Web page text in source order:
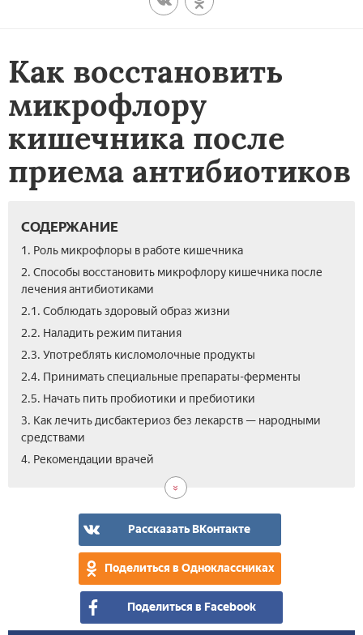
Как восстановить
микрофлору
кишечника после
приема антибиотиков
СОДЕРЖАНИЕ
1. Роль микрофлоры в работе кишечника
2. Способы восстановить микрофлору кишечника после
лечения антибиотиками
2.1. Соблюдать здоровый образ жизни
2.2. Наладить режим питания
2.3. Употреблять кисломолочные продукты
2.4. Принимать специальные препараты-ферменты
2.5. Начать пить пробиотики и пребиотики
3. Как лечить дисбактериоз без лекарств — народными
средствами
4. Рекомендации врачей
Рассказать ВКонтакте
Поделиться в Одноклассниках
Поделиться в Facebook